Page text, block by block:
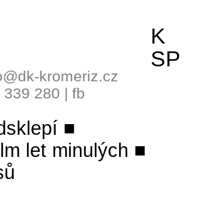
let minulých
kromeriz.cz
339 280 | fb
K
SP